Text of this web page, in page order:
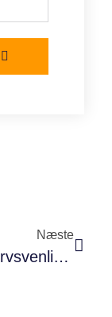
Næste
En Erhvervsvenlig Kommune Hvor Nye Virksomheder Også Er Velkomne